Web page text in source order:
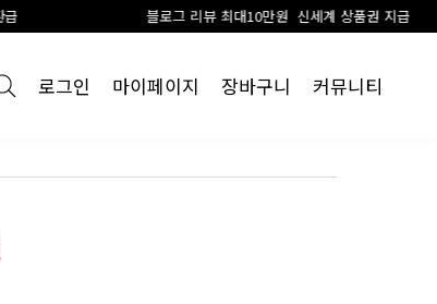
블로그 리뷰 최대10만원 신세계 상품권 지급
로그인 마이페이지 장바구니 커뮤니티